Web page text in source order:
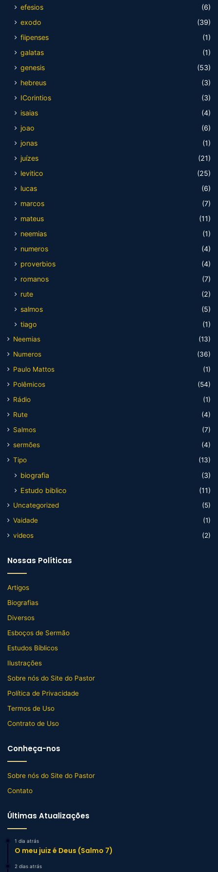
efesios
(6)
exodo
(39)
fiipenses
(1)
galatas
(1)
genesis
(53)
hebreus
(3)
ICorintios
(3)
isaias
(4)
joao
(6)
jonas
(1)
juízes
(21)
levitico
(25)
lucas
(6)
marcos
(7)
mateus
(11)
neemias
(1)
numeros
(4)
proverbios
(4)
romanos
(7)
rute
(2)
salmos
(5)
tiago
(1)
Neemias
(13)
Numeros
(36)
Paulo Mattos
(1)
Polêmicos
(54)
Rádio
(1)
Rute
(4)
Salmos
(7)
sermões
(4)
Tipo
(13)
biografia
(3)
Estudo biblico
(11)
Uncategorized
(5)
Vaidade
(1)
videos
(2)
Nossas Políticas
Artigos
Biografias
Diversos
Esboços de Sermão
Estudos Bíblicos
Ilustrações
Sobre nós do Site do Pastor
Política de Privacidade
Termos de Uso
Contrato de Uso
Conheça-nos
Sobre nós do Site do Pastor
Contato
Últimas Atualizações
1 dia atrás
O meu juiz é Deus (Salmo 7)
2 dias atrás